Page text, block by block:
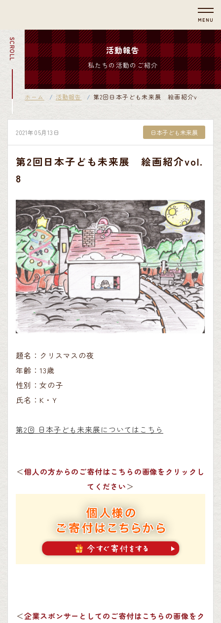
MENU
SCROLL 活動報告
私たちの活動のご紹介
ホーム 活動報告 第2回日本子ども未来展 絵画紹介vol.8
2021年05月13日 日本子ども未来展
第2回日本子ども未来展 絵画紹介vol.
8
題名：クリスマスの夜
年齢：13歳
性別：女の子
氏名：K・Y
第2回 日本子ども未来展についてはこちら
＜個人の方からのご寄付はこちらの画像をクリックし
てください＞
＜企業スポンサーとしてのご寄付はこちらの画像をク